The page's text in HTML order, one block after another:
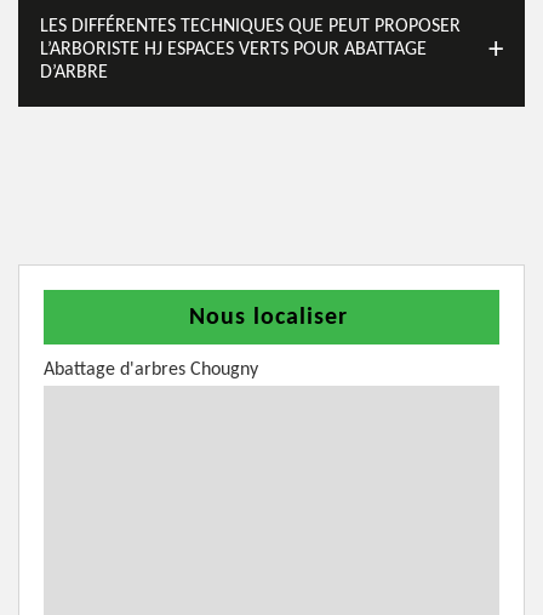
LES DIFFÉRENTES TECHNIQUES QUE PEUT PROPOSER
L’ARBORISTE HJ ESPACES VERTS POUR ABATTAGE
D’ARBRE
Nous localiser
Abattage d'arbres Chougny